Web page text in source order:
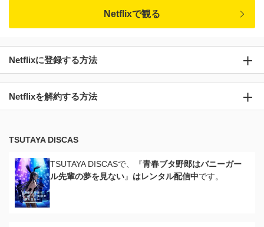
Netflixで観る
Netflixに登録する方法
Netflixを解約する方法
TSUTAYA DISCAS
TSUTAYA DISCASで、『青春ブタ野郎はバニーガー
ル先輩の夢を見ない』 はレンタル配信中です。